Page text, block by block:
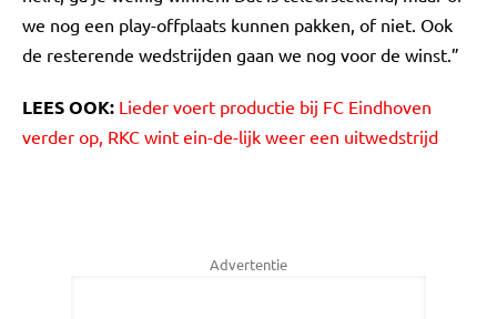
we nog een play-offplaats kunnen pakken, of niet. Ook
de resterende wedstrijden gaan we nog voor de winst.”
LEES OOK: Lieder voert productie bij FC Eindhoven
verder op, RKC wint ein-de-lijk weer een uitwedstrijd
Advertentie